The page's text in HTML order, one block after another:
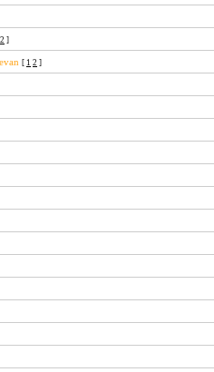
2 ]
[ 1 2 ]